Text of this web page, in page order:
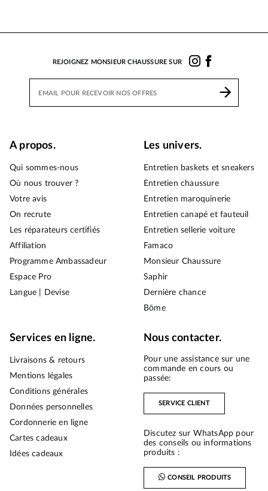
REJOIGNEZ MONSIEUR CHAUSSURE SUR
A propos.
Qui sommes-nous
Où nous trouver ?
Votre avis
On recrute
Les réparateurs certifiés
Affiliation
Programme Ambassadeur
Espace Pro
Langue | Devise
Les univers.
Entretien baskets et sneakers
Entretien chaussure
Entretien maroquinerie
Entretien canapé et fauteuil
Entretien sellerie voiture
Famaco
Monsieur Chaussure
Saphir
Dernière chance
Bōme
Services en ligne.
Livraisons & retours
Mentions légales
Conditions générales
Données personnelles
Cordonnerie en ligne
Cartes cadeaux
Idées cadeaux
Nous contacter.
Pour une assistance sur une
commande en cours ou
passée:
SERVICE CLIENT
Discutez sur WhatsApp pour
des conseils ou informations
produits :
CONSEIL PRODUITS